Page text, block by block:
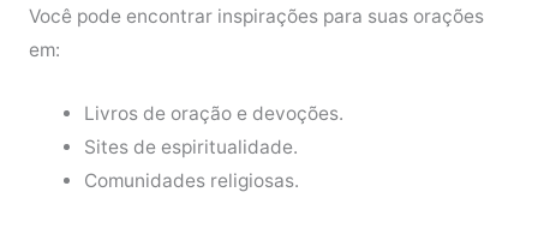
Você pode encontrar inspirações para suas orações
em:
Livros de oração e devoções.
Sites de espiritualidade.
Comunidades religiosas.